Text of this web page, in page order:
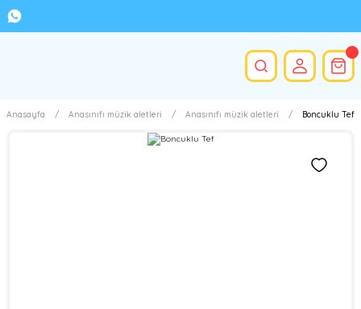
Anasayfa Anasınıfı müzik aletleri Anasınıfı müzik aletleri Boncuklu Tef